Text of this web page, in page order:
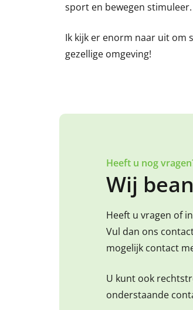
sport en bewegen stimuleer.
Ik kijk er enorm naar uit om
gezellige omgeving!
Heeft u nog
Wij
Heeft u vragen of
Vul dan ons
mogelijk contact
U kunt ook
onderstaande